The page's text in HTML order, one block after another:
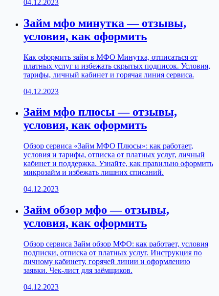
04.12.2023
Займ мфо минутка — отзывы,
условия, как оформить
Как оформить займ в МФО Минутка, отписаться от
платных услуг и избежать скрытых подписок. Условия,
тарифы, личный кабинет и горячая линия сервиса.
04.12.2023
Займ мфо плюсы — отзывы,
условия, как оформить
Обзор сервиса «Займ МФО Плюсы»: как работает,
условия и тарифы, отписка от платных услуг, личный
кабинет и поддержка. Узнайте, как правильно оформить
микрозайм и избежать лишних списаний.
04.12.2023
Займ обзор мфо — отзывы,
условия, как оформить
Обзор сервиса Займ обзор МФО: как работает, условия
подписки, отписка от платных услуг. Инструкция по
личному кабинету, горячей линии и оформлению
заявки. Чек-лист для заёмщиков.
04.12.2023